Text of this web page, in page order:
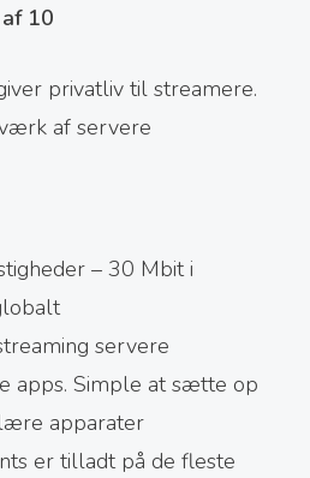
10
privatliv til streamere.
af servere
– 30 Mbit i
servere
apps. Simple at sætte op
apparater
er tilladt på de fleste